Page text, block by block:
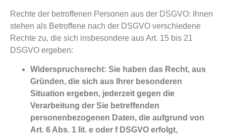
Rechte der betroffenen Personen aus der DSGVO: Ihnen
stehen als Betroffene nach der DSGVO verschiedene
Rechte zu, die sich insbesondere aus Art. 15 bis 21
DSGVO ergeben:
Widerspruchsrecht: Sie haben das Recht, aus
Gründen, die sich aus Ihrer besonderen
Situation ergeben, jederzeit gegen die
Verarbeitung der Sie betreffenden
personenbezogenen Daten, die aufgrund von
Art. 6 Abs. 1 lit. e oder f DSGVO erfolgt,